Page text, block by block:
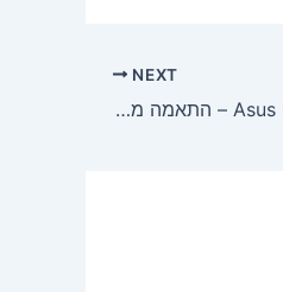
NEXT
סוללת Asus C31N1636 47Wh – התאמה מלאה לדגמי VivoBook Pro 15 ו-ZenBook Pro 15